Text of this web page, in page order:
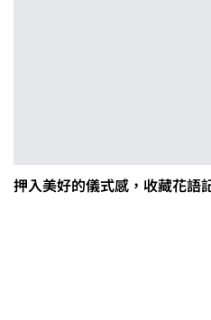
押入美好的儀式感，收藏花語